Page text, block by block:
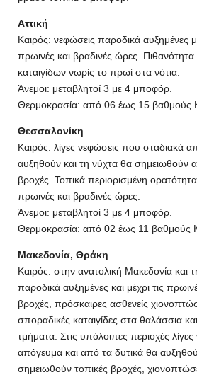
Αττική
Καιρός: νεφώσεις παροδικά αυξημένες
πρωινές και βραδινές ώρες.
καταιγίδων νωρίς το πρωί στα νότια.
Άνεμοι: μεταβλητοί 3 με 4 μποφόρ.
Θερμοκρασία: από 06 έως 15 βαθμούς
Θεσσαλονίκη
Καιρός: λίγες νεφώσεις που σταδιακά
αυξηθούν και τη νύχτα θα σημειωθούν
βροχές. Τοπικά περιορισμένη
πρωινές και βραδινές ώρες.
Άνεμοι: μεταβλητοί 3 με 4 μποφόρ.
Θερμοκρασία: από 02 έως 11 βαθμούς
Μακεδονία, Θράκη
Καιρός: στην ανατολική Μακεδονία και
παροδικά αυξημένες και μέχρι τις
βροχές, πρόσκαιρες ασθενείς
σποραδικές καταιγίδες στα θαλάσσια
τμήματα. Στις υπόλοιπες περιοχές
απόγευμα και από τα δυτικά θα
σημειωθούν τοπικές βροχές,